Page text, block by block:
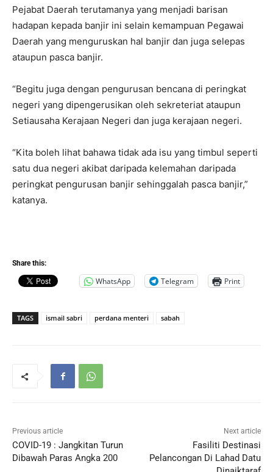
Pejabat Daerah terutamanya yang menjadi barisan
hadapan kepada banjir ini selain kemampuan Pegawai
Daerah yang menguruskan hal banjir dan juga selepas
ataupun pasca banjir.
“Begitu juga dengan pengurusan bencana di peringkat
negeri yang dipengerusikan oleh sekreteriat ataupun
Setiausaha Kerajaan Negeri dan juga kerajaan negeri.
“Kita boleh lihat bahawa tidak ada isu yang timbul seperti
satu dua negeri akibat daripada kelemahan daripada
peringkat pengurusan banjir sehinggalah pasca banjir,”
katanya.
Share this:
WhatsApp Telegram Print
TAGS ismail sabri perdana menteri sabah
Previous article
COVID-19 : Jangkitan Turun
Dibawah Paras Angka 200
Next article
Fasiliti Destinasi
Pelancongan Di Lahad Datu